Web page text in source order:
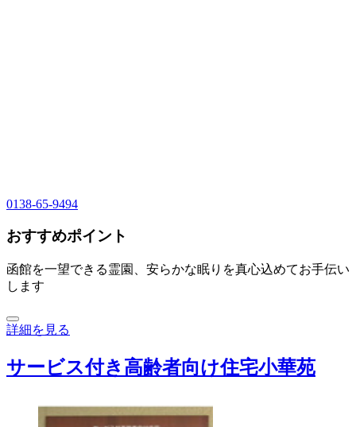
0138-65-9494
おすすめポイント
函館を一望できる霊園、安らかな眠りを真心込めてお手伝い
します
詳細を見る
サービス付き高齢者向け住宅小華苑